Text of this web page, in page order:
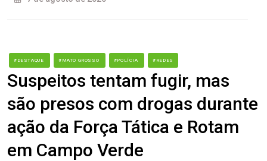
#DESTAQUE #MATO GROSSO #POLÍCIA #REDES
Suspeitos tentam fugir, mas
são presos com drogas durante
ação da Força Tática e Rotam
em Campo Verde